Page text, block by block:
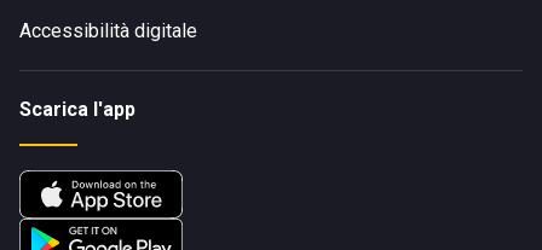
Accessibilità digitale
Scarica l'app